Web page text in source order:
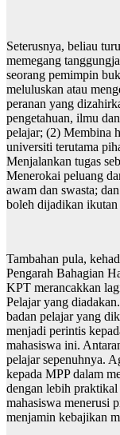
Seterusnya, beliau
memegang
seorang pemimpin
meluluskan atau
peranan yang
pengetahuan, ilmu
pelajar; (2) Membina
universiti terutama
Menjalankan tugas
Menerokai peluang
awam dan swasta;
boleh dijadikan ikutan
Tambahan pula,
Pengarah Bahagian
KPT merancakkan
Pelajar yang
badan pelajar yang
menjadi perintis
mahasiswa ini.
pelajar sepenuhnya.
kepada MPP dalam
dengan lebih
mahasiswa menerusi
menjamin kebajikan